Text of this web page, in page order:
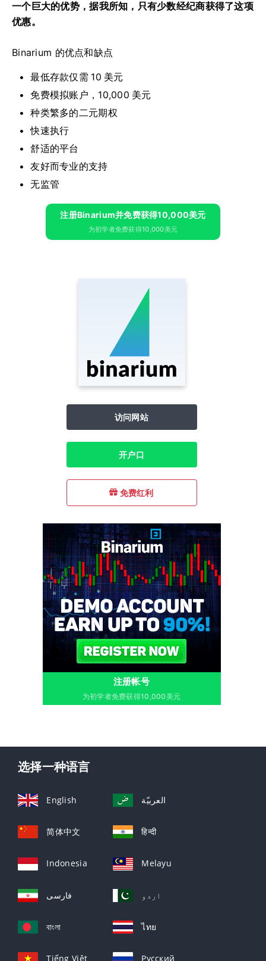
一个巨大的优势，据我所知，只有少数经纪商获得了这项
优惠。
Binarium 的优点和缺点
最低存款仅需 10 美元
免费模拟账户，10,000 美元
种类繁多的二元期权
快速执行
舒适的平台
友好而专业的支持
无监管
注册Binarium并免费获得10,000美元
为初学者免费获得10,000美元
访问网站
开户口
免费红利
注册帐号
为初学者免费获得10,000美元
选择一种语言
English العربيّة
简体中文 हिन्दी
Indonesia Melayu
فارسی اردو
বাংলা ไทย
Tiếng Việt Русский